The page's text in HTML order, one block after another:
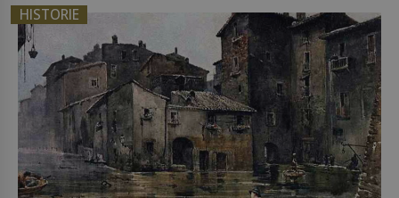
HISTORIE